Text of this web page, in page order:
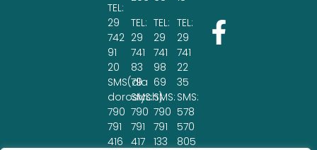
TEL:
29
742
91
20
SMS(dla
dorosłych):
790
791
416
TEL:
29
741
83
79
SMS:
790
791
417
TEL:
29
741
98
69
SMS:
790
791
133
TEL:
29
741
22
35
SMS:
578
570
805